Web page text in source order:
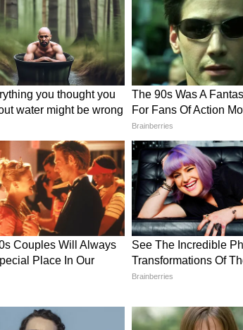
हैं या बनते काम बिगड़ जाते हैं, तो यह राहु-
छिड़कने से इन दोषों का असर कम होता है।
का आगमन होता है और आर्थिक परेशानियां दूर